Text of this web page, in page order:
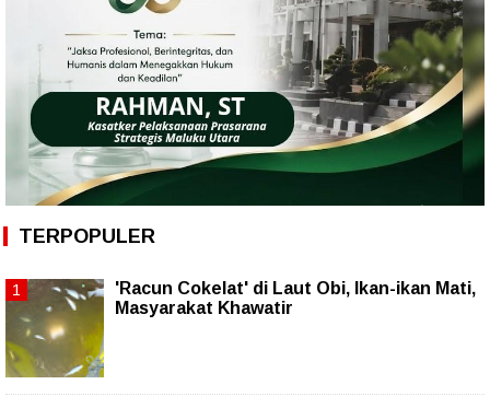
TERPOPULER
'Racun Cokelat' di Laut Obi, Ikan-ikan Mati,
Masyarakat Khawatir